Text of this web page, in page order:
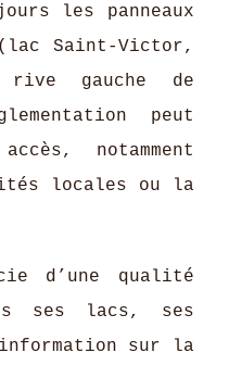
les panneaux
(lac Saint-Victor,
rive gauche de
peut
notamment
locales ou la
d’une qualité
ses lacs, ses
sur la